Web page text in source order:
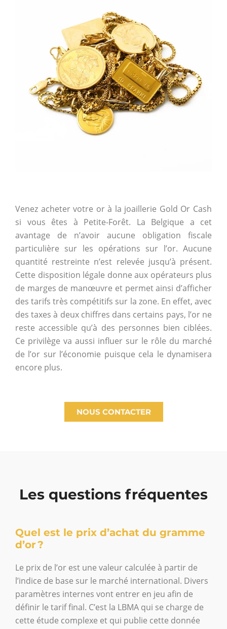
Venez acheter votre or à la joaillerie Gold Or Cash
si vous êtes à Petite-Forêt. La Belgique a cet
avantage de n’avoir aucune obligation fiscale
particulière sur les opérations sur l’or. Aucune
quantité restreinte n’est relevée jusqu’à présent.
Cette disposition légale donne aux opérateurs plus
de marges de manœuvre et permet ainsi d’afficher
des tarifs très compétitifs sur la zone. En effet, avec
des taxes à deux chiffres dans certains pays, l’or ne
reste accessible qu’à des personnes bien ciblées.
Ce privilège va aussi influer sur le rôle du marché
de l’or sur l’économie puisque cela le dynamisera
encore plus.
NOUS CONTACTER
Les questions fréquentes
Quel est le prix d’achat du gramme
d’or ?
Le prix de l’or est une valeur calculée à partir de
l’indice de base sur le marché international. Divers
paramètres internes vont entrer en jeu afin de
définir le tarif final. C’est la LBMA qui se charge de
cette étude complexe et qui publie cette donnée